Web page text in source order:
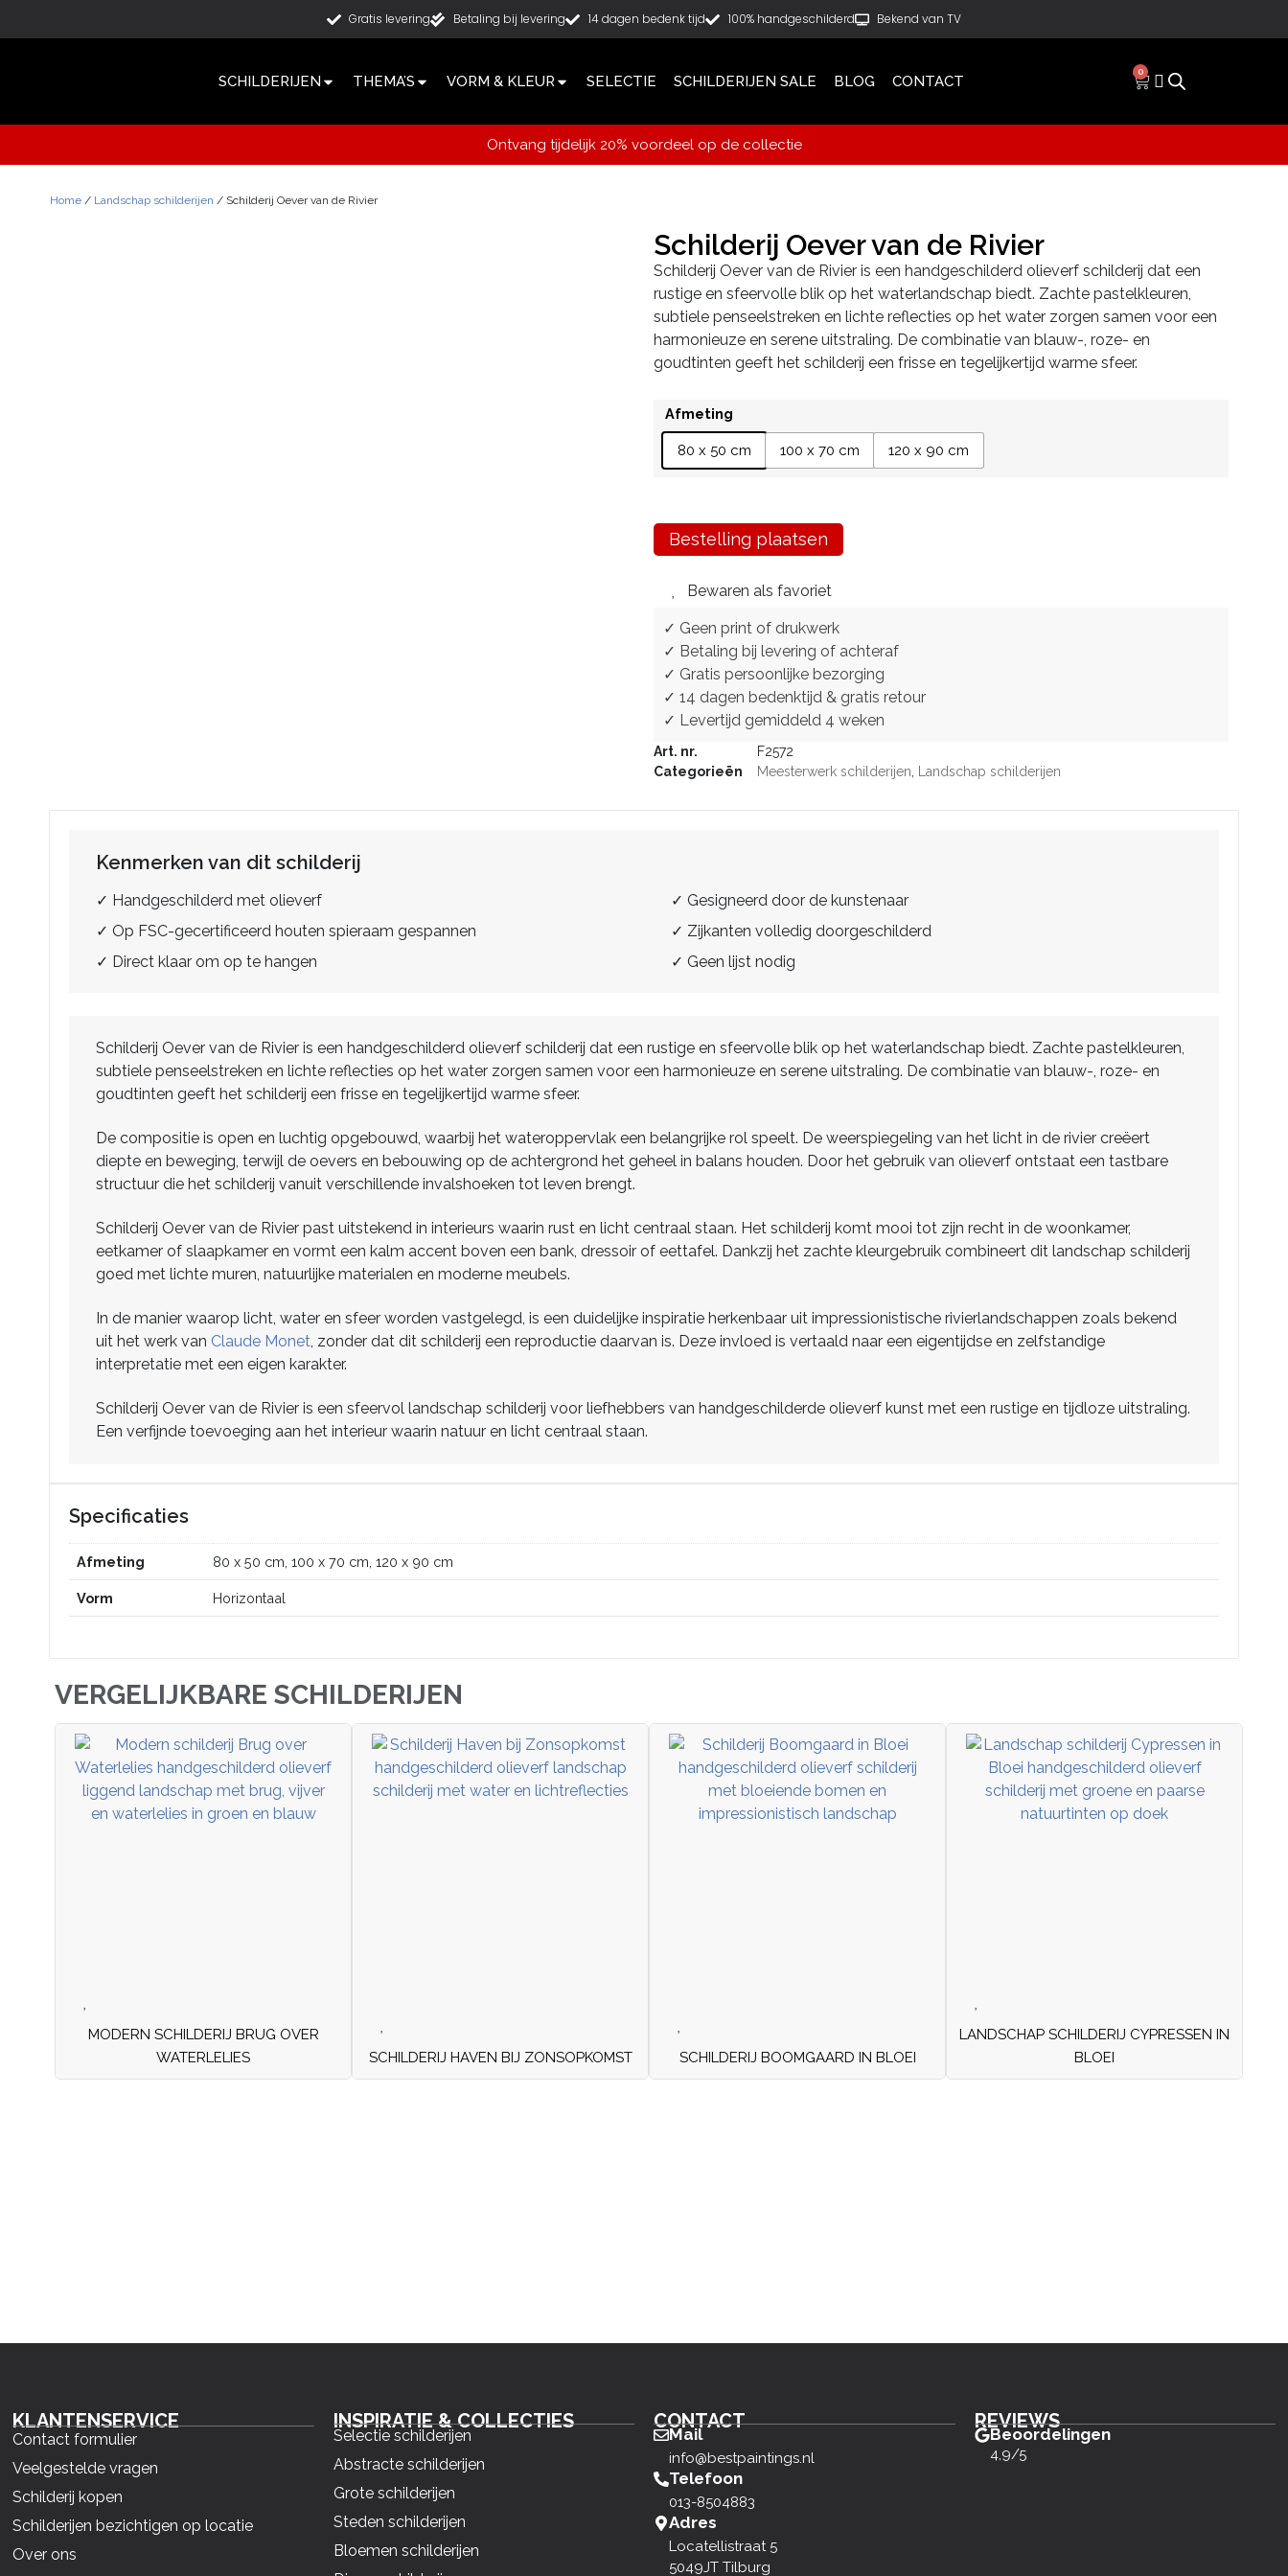
Gratis levering Betaling bij levering 14 dagen bedenk tijd 100% handgeschilderd Bekend van TV
SCHILDERIJEN THEMA’S VORM & KLEUR SELECTIE SCHILDERIJEN SALE BLOG CONTACT
0
Ontvang tijdelijk 20% voordeel op de collectie
Home / Landschap schilderijen / Schilderij Oever van de Rivier
Schilderij Oever van de Rivier
Schilderij Oever van de Rivier is een handgeschilderd olieverf schilderij dat een
rustige en sfeervolle blik op het waterlandschap biedt. Zachte pastelkleuren,
subtiele penseelstreken en lichte reflecties op het water zorgen samen voor een
harmonieuze en serene uitstraling. De combinatie van blauw-, roze- en
goudtinten geeft het schilderij een frisse en tegelijkertijd warme sfeer.
Afmeting
80 x 50 cm 100 x 70 cm 120 x 90 cm
Bestelling plaatsen
Bewaren als favoriet
✓ Geen print of drukwerk
✓ Betaling bij levering of achteraf
✓ Gratis persoonlijke bezorging
✓ 14 dagen bedenktijd & gratis retour
✓ Levertijd gemiddeld 4 weken
Art. nr.
F2572
Categorieën
Meesterwerk schilderijen Landschap schilderijen
Kenmerken van dit schilderij
✓ Handgeschilderd met olieverf
✓ Gesigneerd door de kunstenaar
✓ Op FSC-gecertificeerd houten spieraam gespannen
✓ Zijkanten volledig doorgeschilderd
✓ Direct klaar om op te hangen
✓ Geen lijst nodig
Schilderij Oever van de Rivier is een handgeschilderd olieverf schilderij dat een rustige en sfeervolle blik op het waterlandschap biedt. Zachte pastelkleuren,
subtiele penseelstreken en lichte reflecties op het water zorgen samen voor een harmonieuze en serene uitstraling. De combinatie van blauw-, roze- en
goudtinten geeft het schilderij een frisse en tegelijkertijd warme sfeer.
De compositie is open en luchtig opgebouwd, waarbij het wateroppervlak een belangrijke rol speelt. De weerspiegeling van het licht in de rivier creëert
diepte en beweging, terwijl de oevers en bebouwing op de achtergrond het geheel in balans houden. Door het gebruik van olieverf ontstaat een tastbare
structuur die het schilderij vanuit verschillende invalshoeken tot leven brengt.
Schilderij Oever van de Rivier past uitstekend in interieurs waarin rust en licht centraal staan. Het schilderij komt mooi tot zijn recht in de woonkamer,
eetkamer of slaapkamer en vormt een kalm accent boven een bank, dressoir of eettafel. Dankzij het zachte kleurgebruik combineert dit landschap schilderij
goed met lichte muren, natuurlijke materialen en moderne meubels.
In de manier waarop licht, water en sfeer worden vastgelegd, is een duidelijke inspiratie herkenbaar uit impressionistische rivierlandschappen zoals bekend
uit het werk van Claude Monet, zonder dat dit schilderij een reproductie daarvan is. Deze invloed is vertaald naar een eigentijdse en zelfstandige
interpretatie met een eigen karakter.
Schilderij Oever van de Rivier is een sfeervol landschap schilderij voor liefhebbers van handgeschilderde olieverf kunst met een rustige en tijdloze uitstraling.
Een verfijnde toevoeging aan het interieur waarin natuur en licht centraal staan.
Specificaties
Afmeting 80 x 50 cm, 100 x 70 cm, 120 x 90 cm
Vorm Horizontaal
VERGELIJKBARE SCHILDERIJEN
MODERN SCHILDERIJ BRUG OVER
WATERLELIES
SCHILDERIJ HAVEN BIJ ZONSOPKOMST SCHILDERIJ BOOMGAARD IN BLOEI
LANDSCHAP SCHILDERIJ CYPRESSEN IN
BLOEI
KLANTENSERVICE
Contact formulier
Veelgestelde vragen
Schilderij kopen
Schilderijen bezichtigen op locatie
Over ons
INSPIRATIE & COLLECTIES
Selectie schilderijen
Abstracte schilderijen
Grote schilderijen
Steden schilderijen
Bloemen schilderijen
CONTACT
Mail
info@bestpaintings.nl
Telefoon
013-8504883
Adres
Locatellistraat 5
5049JT Tilburg
REVIEWS
Beoordelingen
4,9/5